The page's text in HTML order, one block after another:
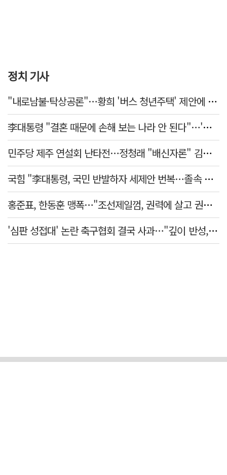
정치 기사
"내로남불·탁상공론"…황희 '버스 청년주택' 제안에 與 내부서도 쓴소리
李대통령 "결혼 때문에 손해 보는 나라 안 된다"…'결혼 페널티' 22개 손본다
민주당 제주 연설회 난타전…정청래 "배신자론" 김민석 "관리 무능"
국힘 "李대통령, 국민 반발하자 세제안 번복…졸속 국정 즉각 중단"
홍준표, 한동훈 맹폭…"조선제일껌, 권력에 살고 권력에 죽었다"
'심판 성접대' 논란 축구협회 결국 사과…"깊이 반성, 쇄신하겠다"